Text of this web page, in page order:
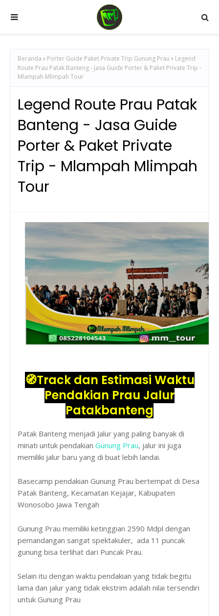
Beranda Porter Guide Paket Private Trip Gunung Prau
Legend
Route Prau Patak Banteng - Jasa Guide Porter & Paket Private Trip -
Mlampah Mlimpah Tour
Legend Route Prau Patak
Banteng - Jasa Guide
Porter & Paket Private
Trip - Mlampah Mlimpah
Tour
🧭Track dan Estimasi Waktu
Pendakian Prau Jalur
Patakbanteng
Patak Banteng menjadi Jalur yang paling banyak di
minati untuk pendakian Gunung Prau, jalur ini juga
memiliki jalur baru yang di buat lebih landai.
Basecamp pendakian Gunung Prau bertempat di Desa
Patak Banteng, Kecamatan Kejajar, Kabupaten
Wonosobo Jawa Tengah
Gunung Prau memiliki ketinggian 2590 Mdpl dengan
pemandangan sangat spektakuler, ada 11 puncak
gunung bisa terlihat dari Puncak Prau.
Selain itu dengan waktu pendakian yang tidak begitu
lama dan jalur yang tidak ekstrim adalah nilai tersendiri
untuk Gunung Prau